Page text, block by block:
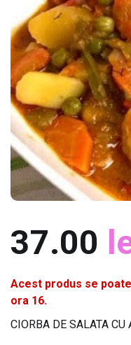
37.00
Acest produs se
ora 16.
CIORBA DE SALATA